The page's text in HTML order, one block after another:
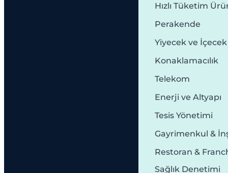
Hızlı Tüketim
Perakende
Yiyecek ve İçecek
Konaklamacılık
Telekom
Enerji ve Altyapı
Tesis Yönetimi
Gayrimenkul &
Restoran &
Sağlık Denetimi